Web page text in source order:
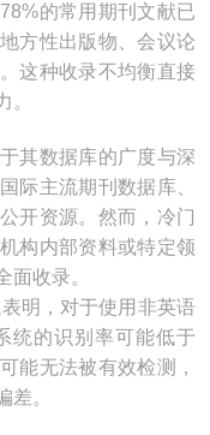
的常用期刊文献已
方性出版物、会议论
这种收录不均衡直接
。
其数据库的广度与深
际主流期刊数据库、
开资源。然而，冷门
构内部资料或特定领
面收录。
明，对于使用非英语
统的识别率可能低于
能无法被有效检测，
差。